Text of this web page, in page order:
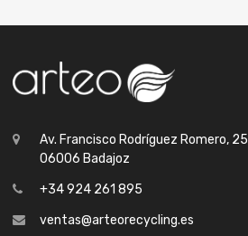
Av. Francisco Rodríguez Romero, 25
06006 Badajoz
+34 924 261 895
ventas@arteorecycling.es